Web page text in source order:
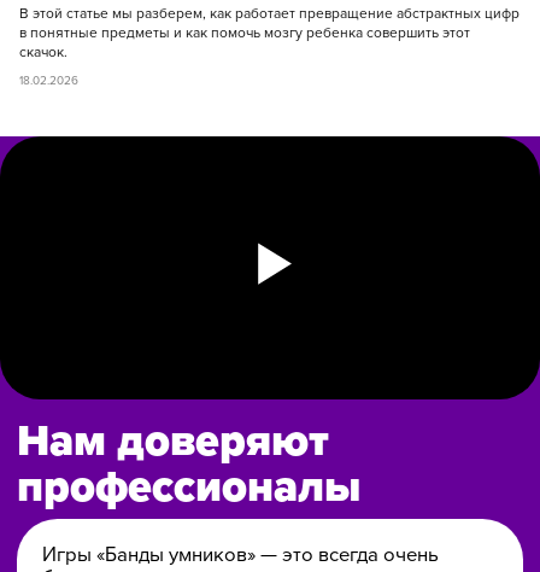
В этой статье мы разберем, как работает превращение абстрактных цифр
в понятные предметы и как помочь мозгу ребенка совершить этот
скачок.
18.02.2026
8 800 500-49-66
Подписаться на рассылки